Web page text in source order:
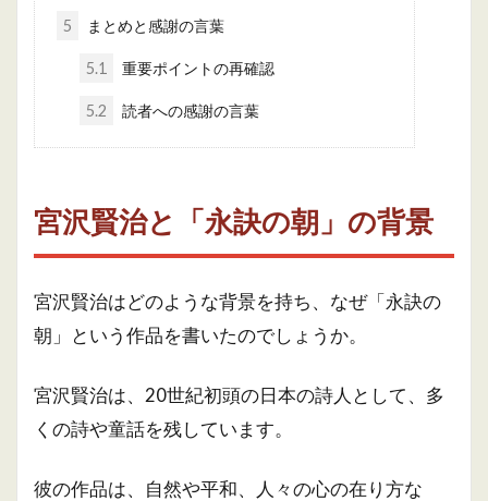
5 まとめと感謝の言葉
5.1 重要ポイントの再確認
5.2 読者への感謝の言葉
宮沢賢治と「永訣の朝」の背景
宮沢賢治はどのような背景を持ち、なぜ「永訣の
朝」という作品を書いたのでしょうか。
宮沢賢治は、20世紀初頭の日本の詩人として、多
くの詩や童話を残しています。
彼の作品は、自然や平和、人々の心の在り方な